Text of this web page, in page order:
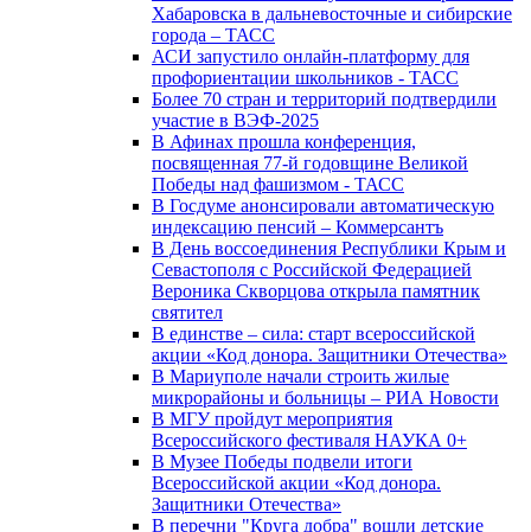
Хабаровска в дальневосточные и сибирские
города – ТАСС
АСИ запустило онлайн-платформу для
профориентации школьников - ТАСС
Более 70 стран и территорий подтвердили
участие в ВЭФ-2025
В Афинах прошла конференция,
посвященная 77-й годовщине Великой
Победы над фашизмом - ТАСС
В Госдуме анонсировали автоматическую
индексацию пенсий – Коммерсантъ
В День воссоединения Республики Крым и
Севастополя с Российской Федерацией
Вероника Скворцова открыла памятник
святител
В единстве – сила: старт всероссийской
акции «Код донора. Защитники Отечества»
В Мариуполе начали строить жилые
микрорайоны и больницы – РИА Новости
В МГУ пройдут мероприятия
Всероссийского фестиваля НАУКА 0+
В Музее Победы подвели итоги
Всероссийской акции «Код донора.
Защитники Отечества»
В перечни "Круга добра" вошли детские